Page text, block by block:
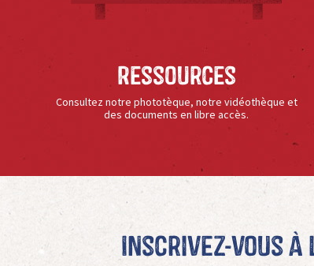
Ressources
Consultez notre phototèque, notre vidéothèque et
des documents en libre accès.
Inscrivez-vous